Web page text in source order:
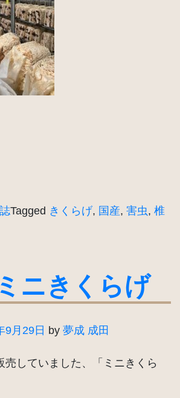
Tagged きくらげ, 国産, 害虫, 椎
ニきくらげ
9月29日 by 夢成 成田
売していました、「ミニきくら